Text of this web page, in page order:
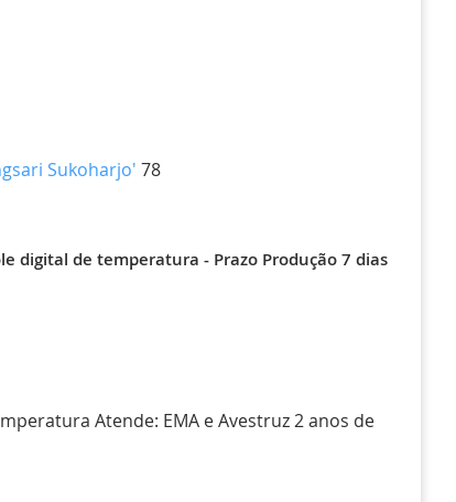
Sukoharjo' 78
digital de temperatura - Prazo Produção 7 dias
Atende: EMA e Avestruz 2 anos de